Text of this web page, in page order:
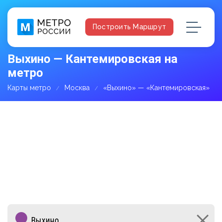
Построить Маршрут
Выхино — Кантемировская на
метро
Карты метро Москва «Выхино» — «Кантемировская»